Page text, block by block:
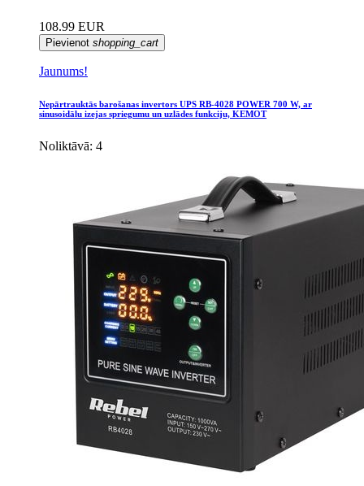
108.99 EUR
Pievienot shopping_cart
Jaunums!
Nepārtrauktās barošanas invertors UPS RB-4028 POWER 700 W, ar
sinusoidālu izejas spriegumu un uzlādes funkciju, KEMOT
Noliktāvā: 4